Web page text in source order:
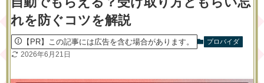
れを防ぐコツを解説
【PR】この記事には広告を含む場合があります。 プロバイダ
2026年6月21日